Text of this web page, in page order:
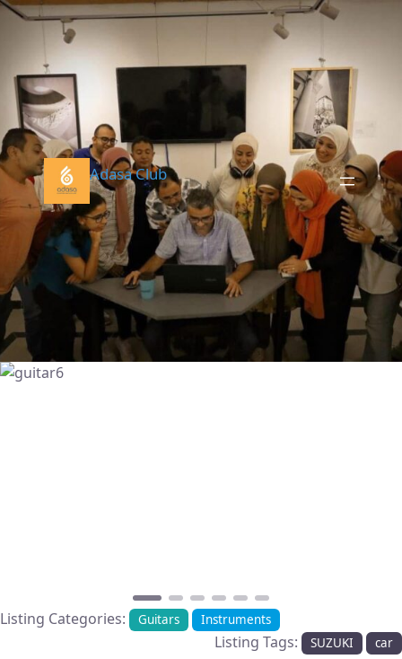
Adasa Club
Listing Categories: Guitars Instruments
Listing Tags: SUZUKI car